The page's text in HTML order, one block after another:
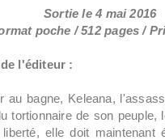
Sortie le 4 mai 2016
poche / 512 pages /
l'éditeur :
au bagne, Keleana,
tortionnaire de son peuple,
elle doit maintenant